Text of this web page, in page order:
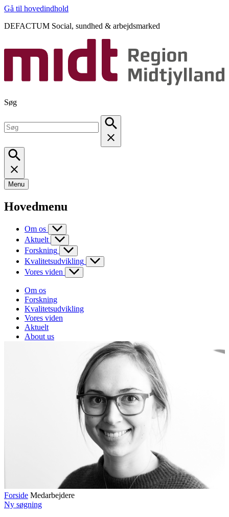
Gå til hovedindhold
DEFACTUM Social, sundhed & arbejdsmarked
Søg
Menu
Hovedmenu
Om os
Aktuelt
Forskning
Kvalitetsudvikling
Vores viden
Om os
Forskning
Kvalitetsudvikling
Vores viden
Aktuelt
About us
Forside Medarbejdere
Ny søgning